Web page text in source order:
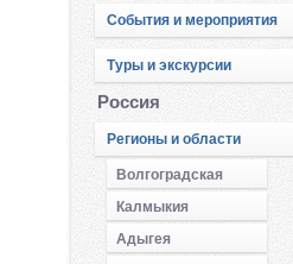
События и мероприятия
Туры и экскурсии
Россия
Регионы и области
Волгоградская
Калмыкия
Адыгея